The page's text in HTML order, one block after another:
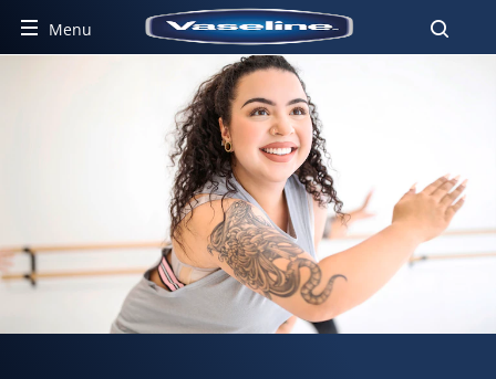
Menu
ลิตภัณฑ์ของเรา